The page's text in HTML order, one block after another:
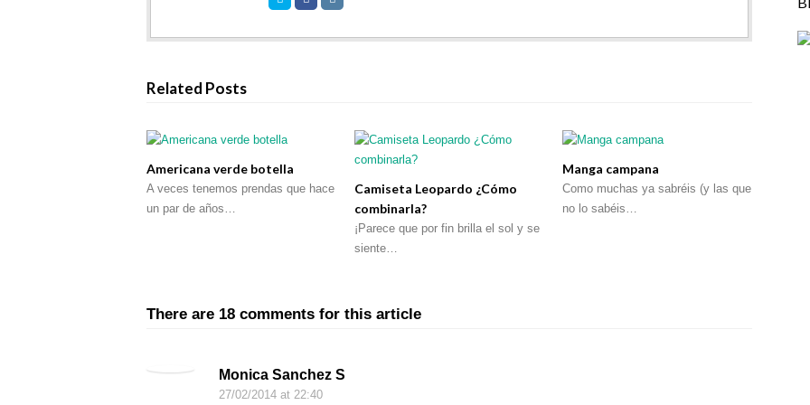
Related Posts
Americana verde botella
A veces tenemos prendas que hace
un par de años…
Camiseta Leopardo ¿Cómo
combinarla?
¡Parece que por fin brilla el sol y se
siente…
Manga campana
Como muchas ya sabréis (y las que
no lo sabéis…
There are 18 comments for this article
Monica Sanchez S
27/02/2014 at 22:40